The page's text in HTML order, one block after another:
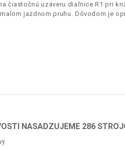
čiastočnú uzáveru diaľnice R1 pri
jazdnom pruhu. Dôvodom je
NASADZUJEME 286